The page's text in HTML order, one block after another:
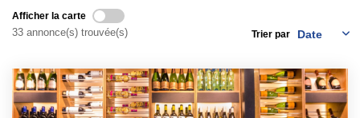
INVESTISSEURS
ESTIMATION
Créer une alerte
Afficher la carte
33 annonce(s) trouvée(s) Trier par